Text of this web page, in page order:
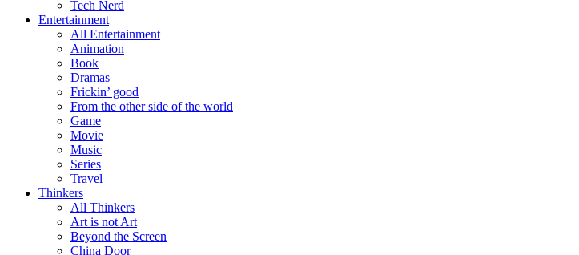
Tech Nerd
Entertainment
All Entertainment
Animation
Book
Dramas
Frickin’ good
From the other side of the world
Game
Movie
Music
Series
Travel
Thinkers
All Thinkers
Art is not Art
Beyond the Screen
China Door